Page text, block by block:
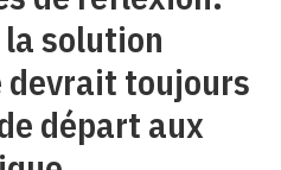
solution
toujours
départ aux